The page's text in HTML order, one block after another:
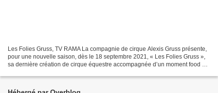
Les Folies Gruss, TV RAMA La compagnie de cirque Alexis Gruss présente,
pour une nouvelle saison, dès le 18 septembre 2021, « Les Folies Gruss »,
sa dernière création de cirque équestre accompagnée d’un moment food de